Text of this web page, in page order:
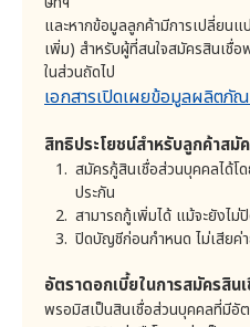
ทวงถามหนี้ (ฉ) ค่าธรรมเนี
และ (ซ) เงินต้น
ลูกค้าสามารถขอชำระคืนเ
ก่อนถึงวันที่กำหนดชำระเงิ
ธรรมเนียมในการใช้วงเงิน
ลูกค้าได้ชำระคืนเงินต้นดัง
ลูกค้ายินยอมจ่ายดอกเบี้ย ค่
และค่าใช้จ่ายตามที่ได้จ่าย
รายละเอียดดังต่อไปนี้
ดอกเบี้ย และค่าธรรม
3. วิธีการเก็บรวบรวมและแ
บริษัทมีวิธีเก็บรวบรวมข้อมูล
1) การเก็บรวบรวมข้อมูลจ
. เอกสารใบสมัครที่มาจ
บริษัทและข้อมูลที่บริษัท
โทรศัพท์
. เอกสารที่บริษัทได้รับ
ประเภทต่างๆ กับบริษัท
. ข้อมูลที่ได้รับจากการติ
บริการและที่ได้รับในระ
ติดต่อทางโทรศัพท์ ทาง
ติดต่อสื่อสารอื่นๆ
. ข้อมูลที่กรอกเพื่อสมัค
และหากข้อมูลลูกค้ามีการเปลี่ยนแ
เพิ่ม) สำหรับผู้ที่สนใจสมัครสินเชื่
ในส่วนถัดไป
เอกสารเปิดเผยข้อมูลผลิตภั
สิทธิประโยชน์สำหรับลูกค้าสมั
สมัครกู้สินเชื่อส่วนบุคคลได้โ
ประกัน
สามารถกู้เพิ่มได้ แม้จะยังไ
ปิดบัญชีก่อนกำหนด ไม่เสียค่
อัตราดอกเบี้ยในการสมัครสิน
พรอมิสเป็นสินเชื่อส่วนบุคคลที่มีอั